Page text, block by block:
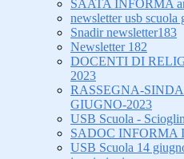
SAATA INFORMA
newsletter usb scuola
Snadir newsletter183
Newsletter 182
DOCENTI DI
2023
RASSEGNA-
GIUGNO-2023
USB Scuola -
SADOC INFORMA
USB Scuola 14